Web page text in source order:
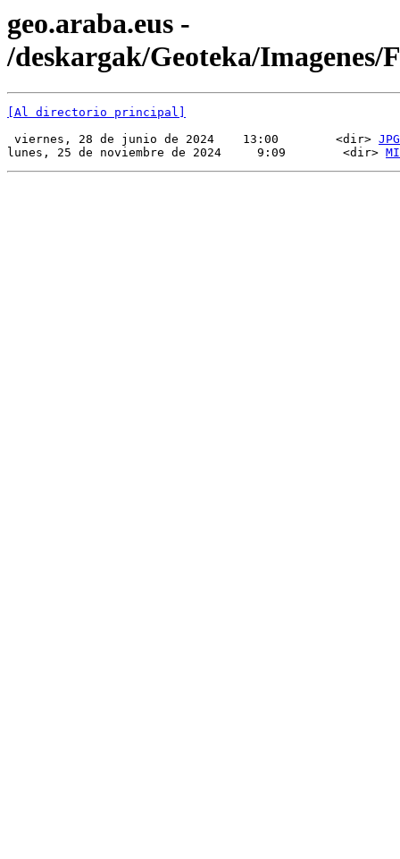
geo.araba.eus -
/deskargak/Geoteka/Imagenes/
[Al directorio principal]
viernes, 28 de junio de 2024    13:00        <dir> JPG
lunes, 25 de noviembre de 2024     9:09        <dir>